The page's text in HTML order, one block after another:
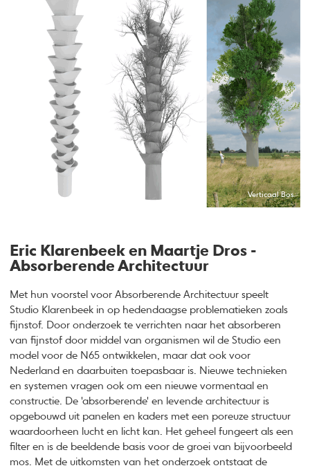
Verticaal Bos
Eric Klarenbeek en Maartje Dros -
Absorberende Architectuur
Met hun voorstel voor Absorberende Architectuur speelt
Studio Klarenbeek in op hedendaagse problematieken zoals
fijnstof. Door onderzoek te verrichten naar het absorberen
van fijnstof door middel van organismen wil de Studio een
model voor de N65 ontwikkelen, maar dat ook voor
Nederland en daarbuiten toepasbaar is. Nieuwe technieken
en systemen vragen ook om een nieuwe vormentaal en
constructie. De 'absorberende' en levende architectuur is
opgebouwd uit panelen en kaders met een poreuze structuur
waardoorheen lucht en licht kan. Het geheel fungeert als een
filter en is de beeldende basis voor de groei van bijvoorbeeld
mos. Met de uitkomsten van het onderzoek ontstaat de